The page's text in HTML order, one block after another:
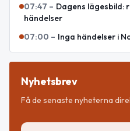
07:47 – Dagens lägesbild:
händelser
07:00 – Inga händelser i
Nyhetsbrev
Få de senaste nyheterna